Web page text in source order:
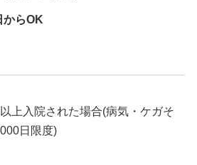
からOK
上入院された場合(病気・ケガそ
日限度)